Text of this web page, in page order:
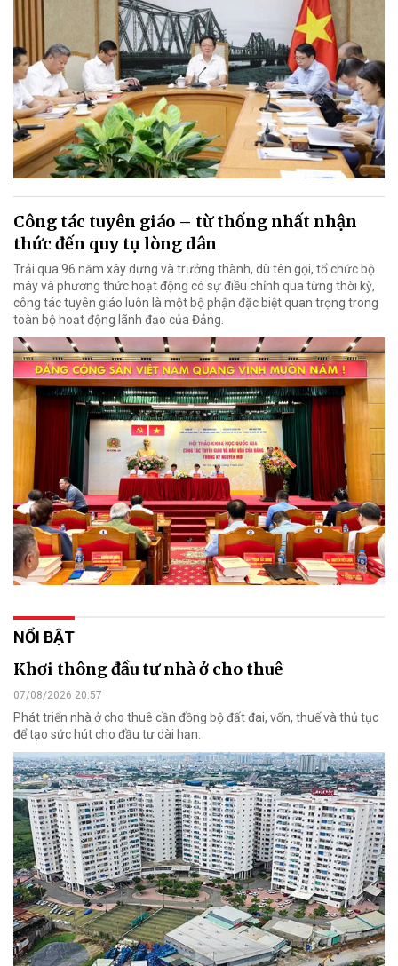
Công tác tuyên giáo – từ thống nhất nhận
thức đến quy tụ lòng dân
Trải qua 96 năm xây dựng và trưởng thành, dù tên gọi, tổ chức bộ
máy và phương thức hoạt động có sự điều chỉnh qua từng thời kỳ,
công tác tuyên giáo luôn là một bộ phận đặc biệt quan trọng trong
toàn bộ hoạt động lãnh đạo của Đảng.
NỔI BẬT
Khơi thông đầu tư nhà ở cho thuê
07/08/2026 20:57
Phát triển nhà ở cho thuê cần đồng bộ đất đai, vốn, thuế và thủ tục
để tạo sức hút cho đầu tư dài hạn.